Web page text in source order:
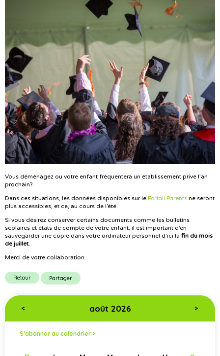
Vous déménagez ou votre enfant fréquentera un établissement privé l’an
prochain?
Dans ces situations, les données disponibles sur le Portail Parents ne seront
plus accessibles, et ce, au cours de l’été.
Si vous désirez conserver certains documents comme les bulletins
scolaires et états de compte de votre enfant, il est important d’en
sauvegarder une copie dans votre ordinateur personnel d’ici la fin du mois
de juillet.
Merci de votre collaboration.
Retour Partager
< août 2026 >
S’abonner au calendrier >